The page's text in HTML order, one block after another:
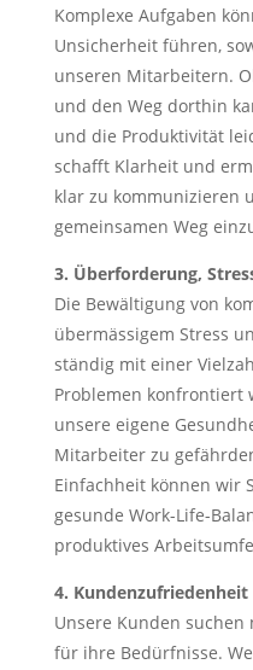
Komplexe Aufgaben
Unsicherheit führen,
unseren Mitarbeitern.
und den Weg dorthin
und die Produktivität
schafft Klarheit und
klar zu kommunizieren
gemeinsamen Weg
3. Überforderung,
Die Bewältigung von
übermässigem Stress
ständig mit einer
Problemen konfrontiert
unsere eigene
Mitarbeiter zu
Einfachheit können wir
gesunde Work-Life-
produktives
4.
Unsere Kunden suchen
für ihre Bedürfnisse.